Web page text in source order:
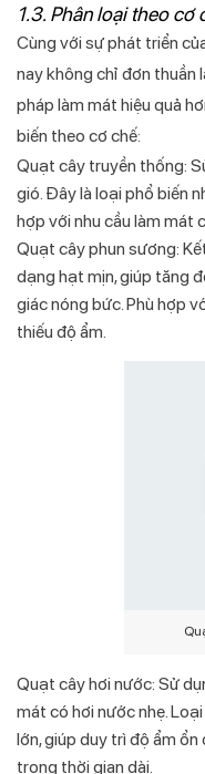
1.3. Phân loại theo cơ
Cùng với sự phát triển
nay không chỉ đơn thuần
pháp làm mát hiệu quả
biến theo cơ chế:
Quạt cây truyền thống:
gió. Đây là loại phổ biến
hợp với nhu cầu làm mát
Quạt cây phun sương:
dạng hạt mịn, giúp tăng
giác nóng bức. Phù hợp
thiếu độ ẩm.
Quạt cây hơi nước: Sử
mát có hơi nước nhẹ.
lớn, giúp duy trì độ ẩm
trong thời gian dài.